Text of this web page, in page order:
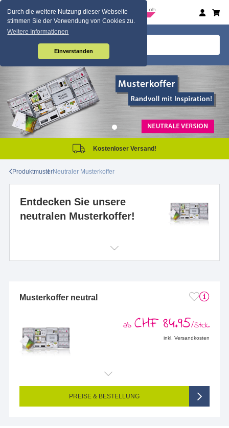
Durch die weitere Nutzung dieser Webseite
stimmen Sie der Verwendung von Cookies zu.
Weitere Informationen
Einverstanden
Kostenloser Versand!
ProduktmusterNeutraler Musterkoffer
Entdecken Sie unsere
neutralen Musterkoffer!
Musterkoffer neutral
ab CHF 84.95/Stck.
inkl. Versandkosten
PREISE & BESTELLUNG